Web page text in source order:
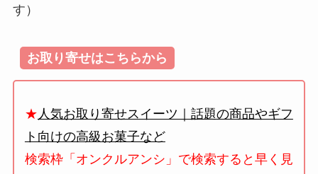
す）
お取り寄せはこちらから
★ 人気お取り寄せスイーツ｜話題の商品やギフ
ト向けの高級お菓子など
検索枠「オンクルアンシ」で検索すると早く見